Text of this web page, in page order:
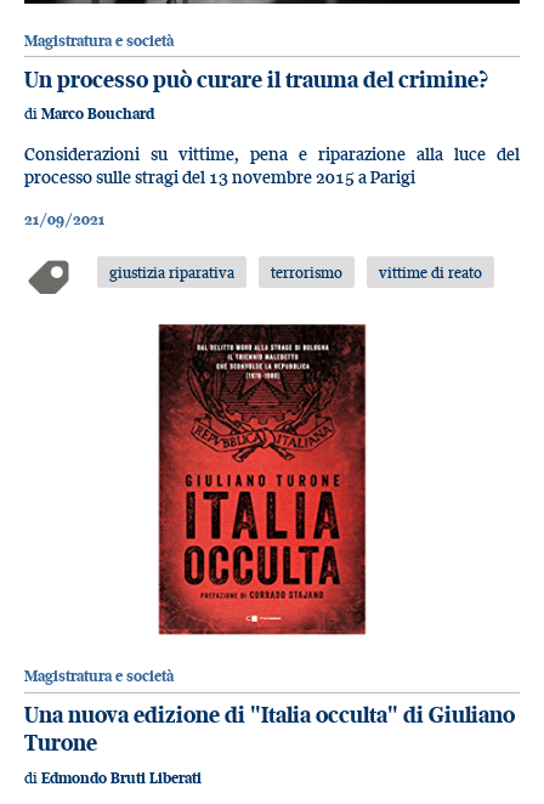
Magistratura e società
Un processo può curare il trauma del crimine?
di Marco Bouchard
Considerazioni su vittime, pena e riparazione alla luce del
processo sulle stragi del 13 novembre 2015 a Parigi
21/09/2021
giustizia riparativa terrorismo vittime di reato
Magistratura e società
Una nuova edizione di "Italia occulta" di Giuliano
Turone
di Edmondo Bruti Liberati